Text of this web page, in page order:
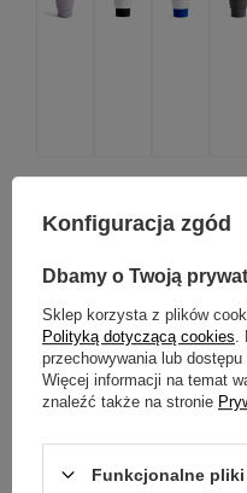
STOJO
Stojo Pocket - Kubek -
64,90 zł / szt.
Zobacz
Konfiguracja zgód
Dbamy o Twoją
Sklep korzysta z plików
Polityką dotyczącą cookies
przechowywania lub
Więcej informacji na temat
znaleźć także na stronie
Funkcjonalne